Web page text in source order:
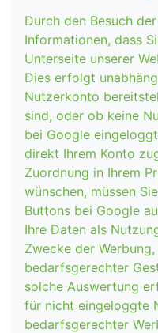
Durch den Besuch
Informationen, dass
Unterseite unserer
Dies erfolgt
Nutzerkonto
sind, oder ob keine
bei Google
direkt Ihrem Konto
Zuordnung in Ihrem
wünschen, müssen
Buttons bei Google
Ihre Daten als
Zwecke der
bedarfsgerechter
solche Auswertung
für nicht eingeloggte
bedarfsgerechter